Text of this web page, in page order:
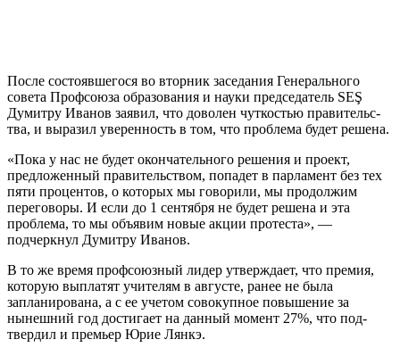
После состоявшегося во вторник заседания Гене­рального
совета Профсо­юза образования и науки председатель SEŞ
Думитру Иванов заявил, что дово­лен чуткостью правительс­
тва, и выразил уверенность в том, что проблема будет решена.
«Пока у нас не будет окончательного решения и проект,
предложенный правительством, попадет в парламент без тех
пяти процентов, о которых мы говорили, мы продолжим
переговоры. И если до 1 сентября не будет решена и эта
проблема, то мы объ­явим новые акции протес­та», —
подчеркнул Думитру Иванов.
В то же время профсо­юзный лидер утверждает, что премия,
которую выплатят учителям в августе, ранее не была
запланиро­вана, а с ее учетом совокуп­ное повышение за
нынеш­ний год достигает на дан­ный момент 27%, что под­
твердил и премьер Юрие Лянкэ.